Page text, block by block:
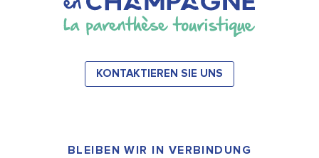
KONTAKTIEREN SIE UNS
BLEIBEN WIR IN VERBINDUNG